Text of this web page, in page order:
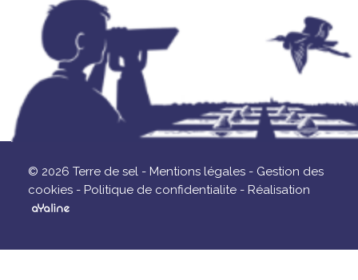
© 2026 Terre de sel - Mentions légales - Gestion des
cookies - Politique de confidentialite - Réalisation